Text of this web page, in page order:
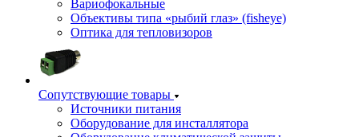
Вариофокальные
Объективы типа «рыбий глаз» (fisheye)
Оптика для тепловизоров
Сопутствующие товары
Источники питания
Оборудование для инсталлятора